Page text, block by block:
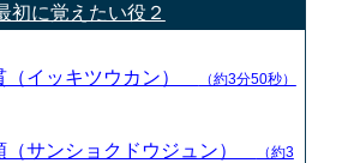
初に覚えたい役２
（イッキツウカン） （約3分50秒）
（サンショクドウジュン） （約3